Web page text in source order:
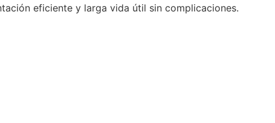
eficiente y larga vida útil sin complicaciones.